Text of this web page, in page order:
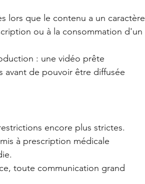
lors que le contenu a un caractère
ou à la consommation d'un
: une vidéo prête
avant de pouvoir être diffusée
encore plus strictes.
à prescription médicale
toute communication grand